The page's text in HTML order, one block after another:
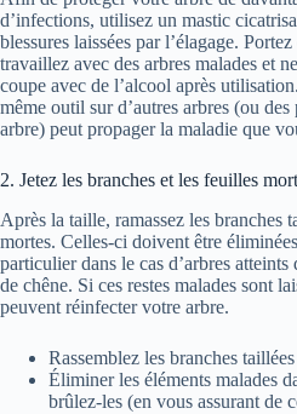
d’infections, utilisez un mastic
blessures laissées par l’élagage.
travaillez avec des arbres malades et
coupe avec de l’alcool après
même outil sur d’autres arbres (ou
arbre) peut propager la maladie que
2. Jetez les branches et les feuilles
Après la taille, ramassez les branches
mortes. Celles-ci doivent être
particulier dans le cas d’arbres
de chêne. Si ces restes malades sont
peuvent réinfecter votre arbre.
Rassemblez les branches
Éliminer les éléments malades
brûlez-les (en vous assurant de